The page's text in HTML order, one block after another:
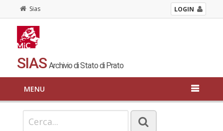
Sias LOGIN
SIAS Archivio di Stato di Prato
MENU